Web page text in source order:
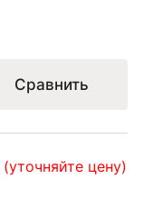
Сравнить
(уточняйте цену)